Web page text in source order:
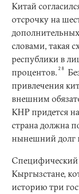
Китай
отсрочку на
словами, такая
республики в
процентов. 28
привлечения
внешним
КНР придется на
страна должна
нынешний долг
Кыргызстане,
историю три